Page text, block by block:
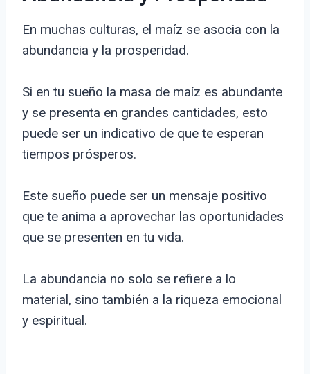
En muchas culturas, el maíz se asocia con la
abundancia y la prosperidad.
Si en tu sueño la masa de maíz es abundante
y se presenta en grandes cantidades, esto
puede ser un indicativo de que te esperan
tiempos prósperos.
Este sueño puede ser un mensaje positivo
que te anima a aprovechar las oportunidades
que se presenten en tu vida.
La abundancia no solo se refiere a lo
material, sino también a la riqueza emocional
y espiritual.